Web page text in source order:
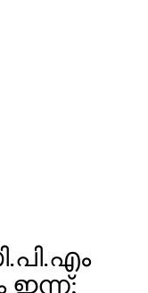
ഇന്ന്;